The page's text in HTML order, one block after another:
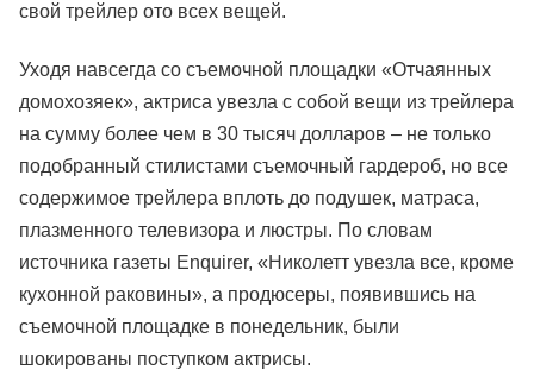
свой трейлер ото всех вещей.
Уходя навсегда со съемочной площадки «Отчаянных
домохозяек», актриса увезла с собой вещи из трейлера
на сумму более чем в 30 тысяч долларов – не только
подобранный стилистами съемочный гардероб, но все
содержимое трейлера вплоть до подушек, матраса,
плазменного телевизора и люстры. По словам
источника газеты Enquirer, «Николетт увезла все, кроме
кухонной раковины», а продюсеры, появившись на
съемочной площадке в понедельник, были
шокированы поступком актрисы.